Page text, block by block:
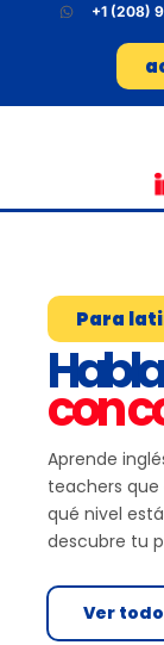
+1 (208)
Para
con
Aprende
teachers que
qué nivel
descubre tu
Ver